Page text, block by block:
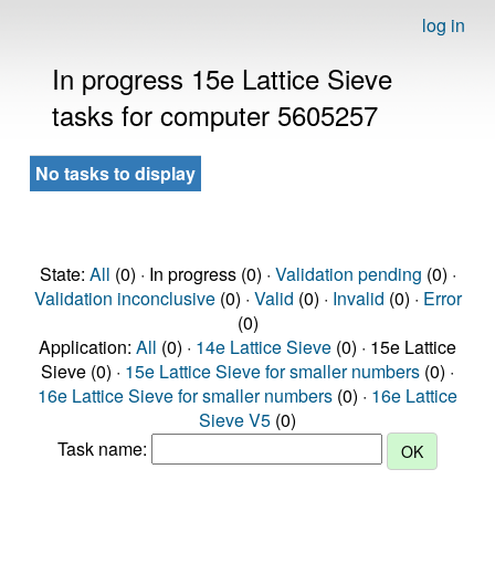
log in
In progress 15e Lattice Sieve
tasks for computer 5605257
No tasks to display
State: All (0) · In progress (0) · Validation pending (0) ·
Validation inconclusive(0) · Valid (0) · Invalid (0) · Error
(0)
Application: All (0) · 14e Lattice Sieve (0) · 15e Lattice
Sieve (0) · 15e Lattice Sieve for smaller numbers (0) ·
16e Lattice Sieve for smaller numbers (0) · 16e Lattice
Sieve V5 (0)
Task name: